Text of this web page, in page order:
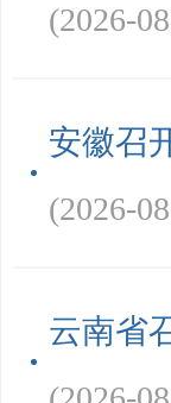
(2026-
安徽召
(2026-
云南省